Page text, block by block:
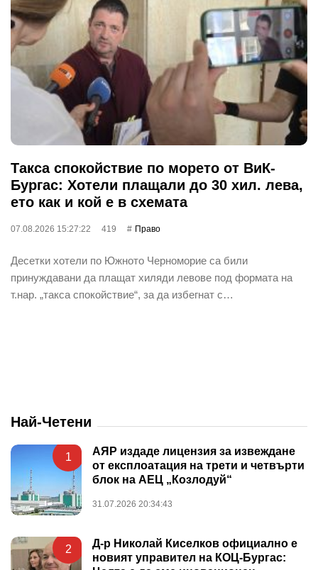
Такса спокойствие по морето от ВиК-
Бургас: Хотели плащали до 30 хил. лева,
ето как и кой е в схемата
07.08.2026 15:27:22 419 Право
Десетки хотели по Южното Черноморие са били
принуждавани да плащат хиляди левове под формата на
т.нар. „такса спокойствие“, за да избегнат с…
Най-Четени
1
АЯР издаде лицензия за извеждане
от експлоатация на трети и четвърти
блок на АЕЦ „Козлодуй“
31.07.2026 20:34:43
2
Д-р Николай Киселков официално е
новият управител на КОЦ-Бургас: